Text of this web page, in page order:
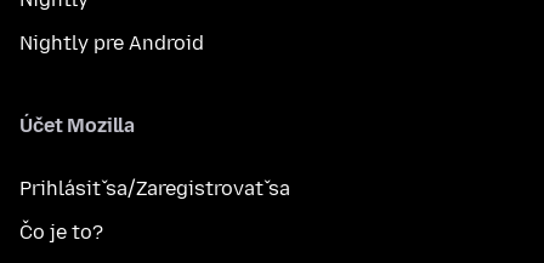
Nightly pre Android
Účet Mozilla
Prihlásiť sa/Zaregistrovať sa
Čo je to?